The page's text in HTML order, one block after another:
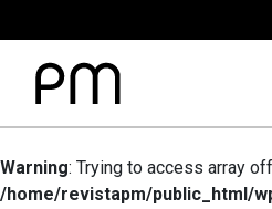
Warning: Trying to access array
/home/revistapm/public_html/